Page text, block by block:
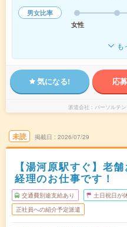
男女比率
女性
も
気になる! 応
派遣会社 パーソルテ
未読 掲載日 2026/07/29
【湯河原駅すぐ】老
経理のお仕事です！
交通費別途支給あり 土日祝日が
正社員への紹介予定派遣